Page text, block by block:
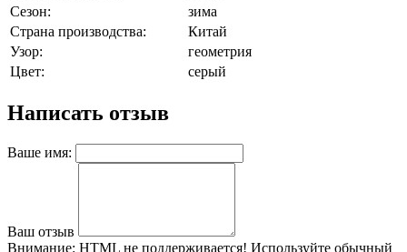
Сезон:
зима
Страна производства:
Китай
Узор:
геометрия
Цвет:
серый
Написать отзыв
Ваше имя:
Ваш отзыв
Внимание: HTML не поддерживается! Используйте обычный